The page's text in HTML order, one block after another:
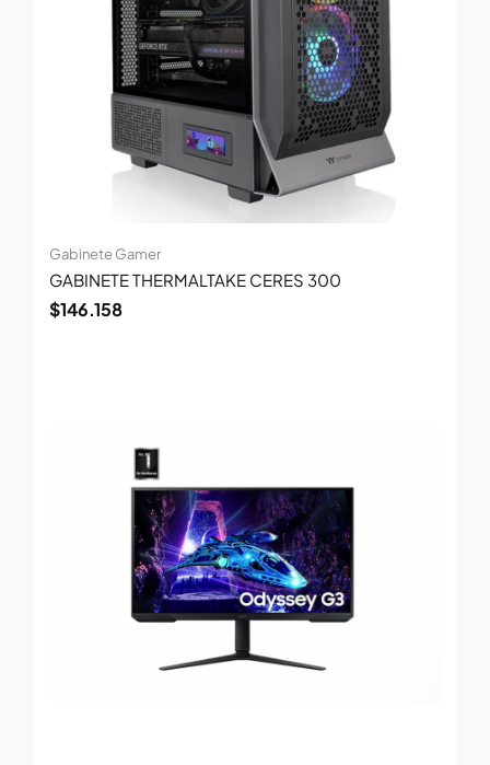
Gabinete Gamer
GABINETE THERMALTAKE CERES 300
$146.158